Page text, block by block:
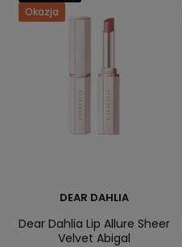
Okazja
DEAR DAHLIA
Dear Dahlia Lip Allure Sheer
Velvet Abigal